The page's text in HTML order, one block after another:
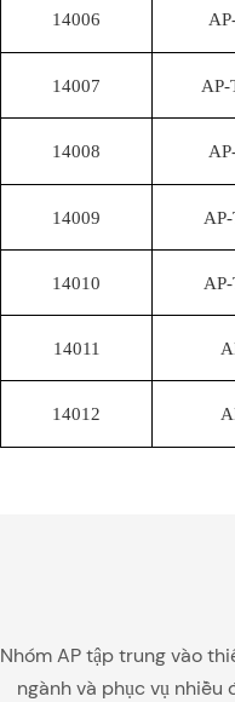
14006
14007 AP-
14008
14009
14010
14011
14012
Nhóm AP tập trung vào
ngành và phục vụ